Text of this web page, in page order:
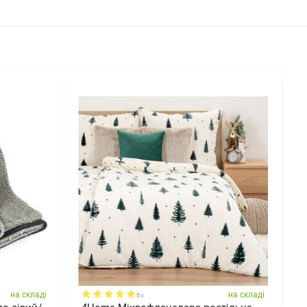
на складі 6x на складі